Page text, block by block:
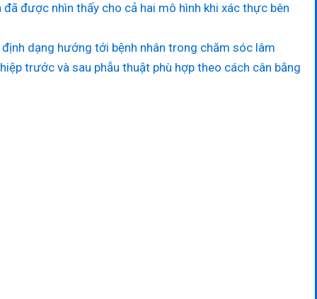
được nhìn thấy cho cả hai mô hình khi xác thực bên
dạng hướng tới bệnh nhân trong chăm sóc lâm
trước và sau phẫu thuật phù hợp theo cách cân bằng